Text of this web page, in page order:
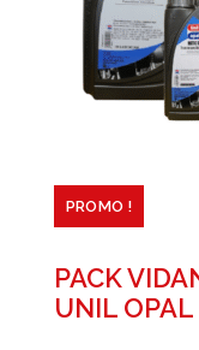
PROMO !
PACK
UNIL OPAL